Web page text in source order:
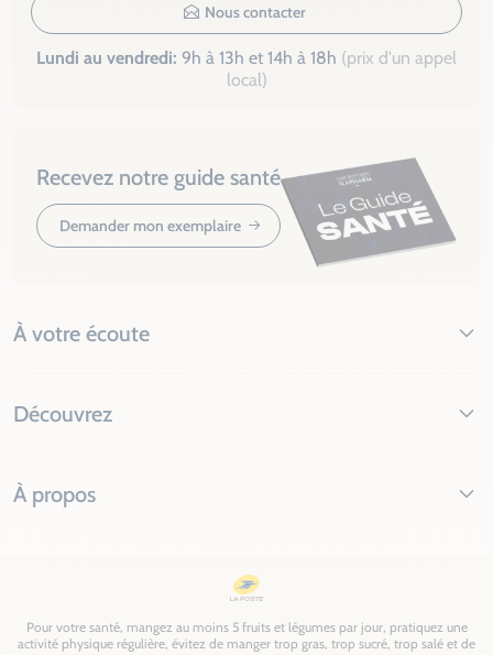
Nous contacter
Lundi au vendredi: 9h à 13h et 14h à 18h (prix d'un appel
local)
Recevez notre guide santé
Demander mon exemplaire
À votre écoute
Découvrez
À propos
Pour votre santé, mangez au moins 5 fruits et légumes par jour, pratiquez une
activité physique régulière, évitez de manger trop gras, trop sucré, trop salé et de